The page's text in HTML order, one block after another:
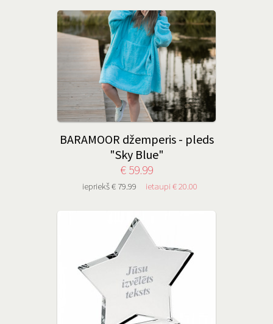
BARAMOOR džemperis - pleds
"Sky Blue"
€ 59.99
iepriekš € 79.99 ietaupi € 20.00